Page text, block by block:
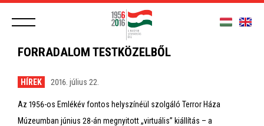
FORRADALOM TESTKÖZELBŐL
HÍREK 2016. július 22.
Az 1956-os Emlékév fontos helyszínéül szolgáló Terror Háza
Múzeumban június 28-án megnyitott „virtuális” kiállítás – a